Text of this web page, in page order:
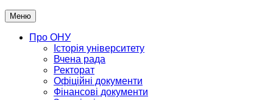
Меню
Про ОНУ
Історія університету
Вчена рада
Ректорат
Офіційні документи
Фінансові документи